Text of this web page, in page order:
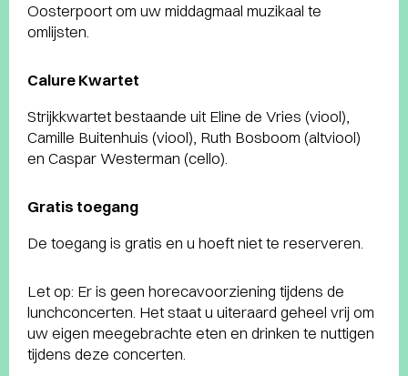
Oosterpoort om uw middagmaal muzikaal te
omlijsten.
Calure Kwartet
Strijkkwartet bestaande uit Eline de Vries (viool),
Camille Buitenhuis (viool), Ruth Bosboom (altviool)
en Caspar Westerman (cello).
Gratis toegang
De toegang is gratis en u hoeft niet te reserveren.
Let op: Er is geen horecavoorziening tijdens de
lunchconcerten. Het staat u uiteraard geheel vrij om
uw eigen meegebrachte eten en drinken te nuttigen
tijdens deze concerten.